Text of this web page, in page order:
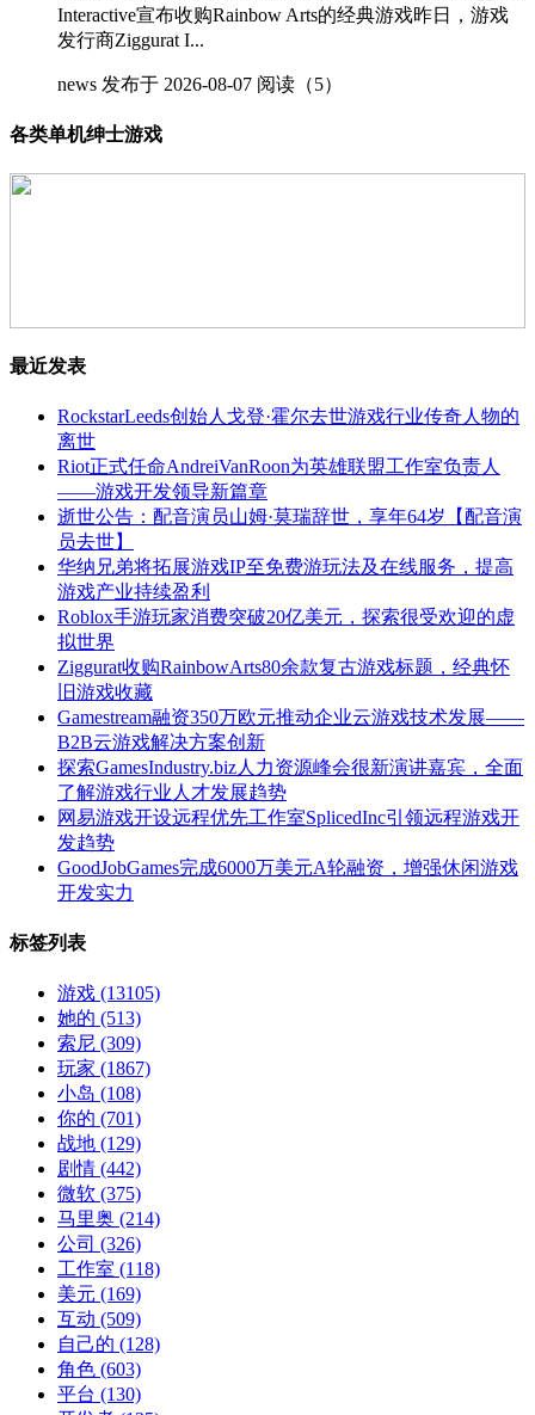
Interactive宣布收购Rainbow Arts的经典游戏昨日，游戏
发行商Ziggurat I...
news 发布于 2026-08-07 阅读（5）
各类单机绅士游戏
最近发表
RockstarLeeds创始人戈登·霍尔去世游戏行业传奇人物的
离世
Riot正式任命AndreiVanRoon为英雄联盟工作室负责人
——游戏开发领导新篇章
逝世公告：配音演员山姆·莫瑞辞世，享年64岁【配音演
员去世】
华纳兄弟将拓展游戏IP至免费游玩法及在线服务，提高
游戏产业持续盈利
Roblox手游玩家消费突破20亿美元，探索很受欢迎的虚
拟世界
Ziggurat收购RainbowArts80余款复古游戏标题，经典怀
旧游戏收藏
Gamestream融资350万欧元推动企业云游戏技术发展——
B2B云游戏解决方案创新
探索GamesIndustry.biz人力资源峰会很新演讲嘉宾，全面
了解游戏行业人才发展趋势
网易游戏开设远程优先工作室SplicedInc引领远程游戏开
发趋势
GoodJobGames完成6000万美元A轮融资，增强休闲游戏
开发实力
标签列表
游戏 (13105)
她的 (513)
索尼 (309)
玩家 (1867)
小岛 (108)
你的 (701)
战地 (129)
剧情 (442)
微软 (375)
马里奥 (214)
公司 (326)
工作室 (118)
美元 (169)
互动 (509)
自己的 (128)
角色 (603)
平台 (130)